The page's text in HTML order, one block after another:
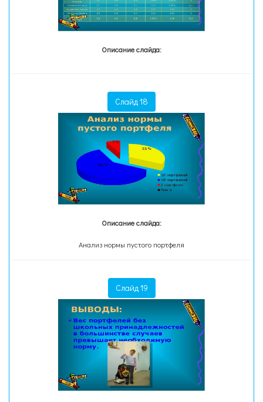
Описание слайда:
Слайд 18
Описание слайда:
Анализ нормы пустого портфеля
Слайд 19